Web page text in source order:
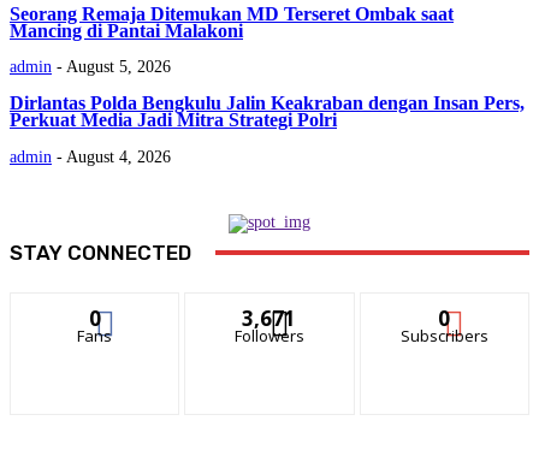
Seorang Remaja Ditemukan MD Terseret Ombak saat
Mancing di Pantai Malakoni
admin - August 5, 2026
Dirlantas Polda Bengkulu Jalin Keakraban dengan Insan Pers,
Perkuat Media Jadi Mitra Strategi Polri
admin - August 4, 2026
STAY CONNECTED
0
Fans
3,671
Followers
0
Subscribers